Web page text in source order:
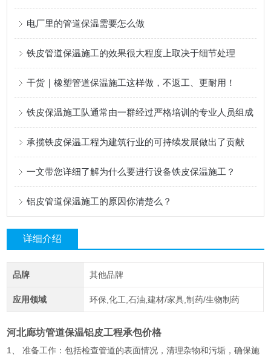
电厂里的管道保温需要怎么做
铁皮管道保温施工的效果很大程度上取决于细节处理
干货｜橡塑管道保温施工这样做，不返工、更耐用！
铁皮保温施工队通常由一群经过严格培训的专业人员组成
承揽铁皮保温工程为建筑行业的可持续发展做出了贡献
一文带您详细了解为什么要进行设备铁皮保温施工？
铝皮管道保温施工的原因你清楚么？
详细介绍
品牌 其他品牌
应用领域 环保,化工,石油,建材/家具,制药/生物制药
河北廊坊管道保温铝皮工程承包价格
1、 准备工作：包括检查管道的表面情况，清理杂物和污垢，确保施